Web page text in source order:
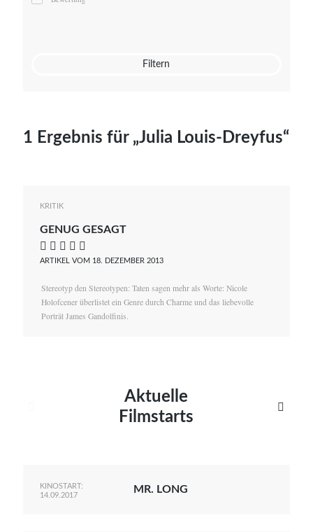
Mato von Vogelstein
Filtern
1 Ergebnis für „Julia Louis-Dreyfus“
KRITIK
GENUG GESAGT
    
ARTIKEL VOM 18. DEZEMBER 2013
Stereotyp den Stereotypen: Taten sagen mehr als Worte: Nicole
Holofcener überlistet ein Genre durch Charme und das liebevolle
Porträt James Gandolfinis.
Aktuelle
Filmstarts

KINOSTART:
14.09.2017
MR. LONG